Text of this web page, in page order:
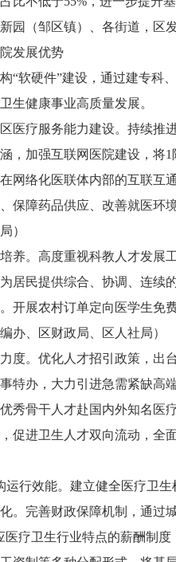
园（邹区镇）、各街道，区
发展优势
“软硬件”建设，通过建专科
生健康事业高质量发展。
医疗服务能力建设。 持续推
，加强互联网医院建设， 将1
网络化医联体内部的互联互
保障药品供应、改善就医环
）
养。 高度重视科教人才发展
居民提供综合、协调、连续
开展农村订单定向医学生免
办、区财政局、区人社局）
度。 优化人才招引政策，出
特办，大力引进急需紧缺高
秀骨干人才赴国内外知名医
促进卫生人才双向流动，全
行效能。 建立健全医疗卫
。完善财政保障机制，通过
医疗卫生行业特点的薪酬制